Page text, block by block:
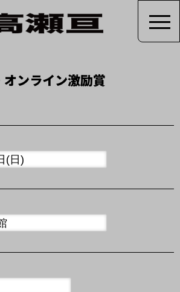
ンライン激励賞